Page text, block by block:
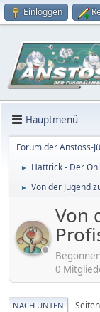
Einloggen
Hauptmenü
Forum der Anstoss-
► Hattrick - Der
► Von der Jugend
Von
0
NACH UNTEN Seiten